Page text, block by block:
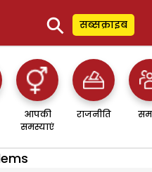
⚲ सब्सक्राइब
आपकी
समस्याएं
राजनीति